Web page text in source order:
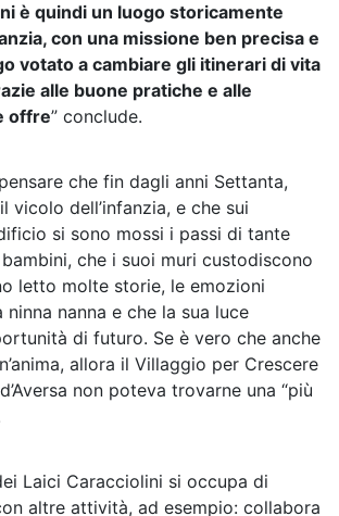
è quindi un luogo storicamente
con una missione ben precisa e
votato a cambiare gli itinerari di vita
alle buone pratiche e alle
offre” conclude.
che fin dagli anni Settanta,
vicolo dell’infanzia, e che sui
si sono mossi i passi di tante
che i suoi muri custodiscono
letto molte storie, le emozioni
ninna nanna e che la sua luce
di futuro. Se è vero che anche
allora il Villaggio per Crescere
non poteva trovarne una “più
Laici Caracciolini si occupa di
altre attività, ad esempio: collabora